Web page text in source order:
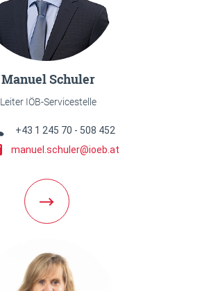
Manuel Schuler
Leiter IÖB-Servicestelle
Telefon Link
+43 1 245 70 - 508 452
E-Mail Link
manuel.schuler@ioeb.at
Weiter zur Team Detailseite